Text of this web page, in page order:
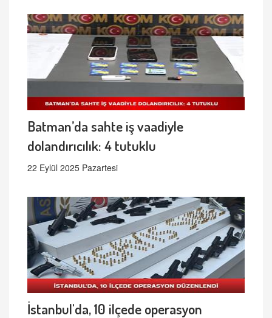
Batman’da sahte iş vaadiyle
dolandırıcılık: 4 tutuklu
22 Eylül 2025 Pazartesi
İstanbul'da, 10 ilçede operasyon